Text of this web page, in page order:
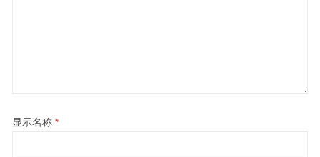
显示名称 *